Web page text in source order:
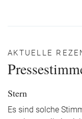
AKTUELLE
Stern
Es sind solche